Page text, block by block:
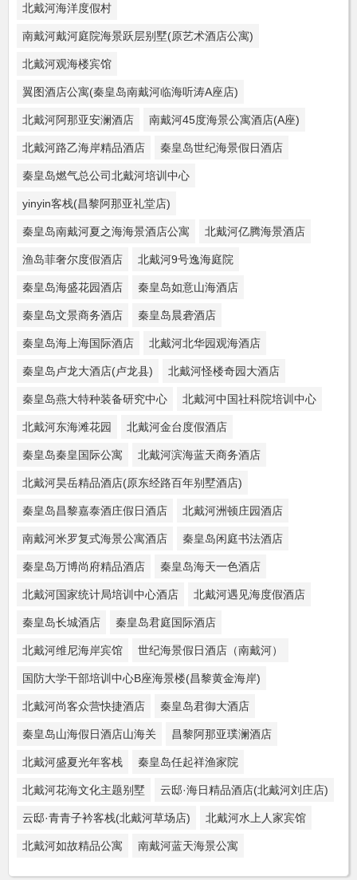
北戴河海洋度假村
南戴河戴河庭院海景跃层别墅(原艺术酒店公寓)
北戴河观海楼宾馆
翼图酒店公寓(秦皇岛南戴河临海听涛A座店)
北戴河阿那亚安澜酒店 南戴河45度海景公寓酒店(A座)
北戴河路乙海岸精品酒店 秦皇岛世纪海景假日酒店
秦皇岛燃气总公司北戴河培训中心
yinyin客栈(昌黎阿那亚礼堂店)
秦皇岛南戴河夏之海海景酒店公寓 北戴河亿腾海景酒店
渔岛菲奢尔度假酒店 北戴河9号逸海庭院
秦皇岛海盛花园酒店 秦皇岛如意山海酒店
秦皇岛文景商务酒店 秦皇岛晨砻酒店
秦皇岛海上海国际酒店 北戴河北华园观海酒店
秦皇岛卢龙大酒店(卢龙县) 北戴河怪楼奇园大酒店
秦皇岛燕大特种装备研究中心 北戴河中国社科院培训中心
北戴河东海滩花园 北戴河金台度假酒店
秦皇岛秦皇国际公寓 北戴河滨海蓝天商务酒店
北戴河昊岳精品酒店(原东经路百年别墅酒店)
秦皇岛昌黎嘉泰酒庄假日酒店 北戴河洲顿庄园酒店
南戴河米罗复式海景公寓酒店 秦皇岛闲庭书法酒店
秦皇岛万博尚府精品酒店 秦皇岛海天一色酒店
北戴河国家统计局培训中心酒店 北戴河遇见海度假酒店
秦皇岛长城酒店 秦皇岛君庭国际酒店
北戴河维尼海岸宾馆 世纪海景假日酒店（南戴河）
国防大学干部培训中心B座海景楼(昌黎黄金海岸)
北戴河尚客众营快捷酒店 秦皇岛君御大酒店
秦皇岛山海假日酒店山海关 昌黎阿那亚璞澜酒店
北戴河盛夏光年客栈 秦皇岛任起祥渔家院
北戴河花海文化主题别墅 云邸·海日精品酒店(北戴河刘庄店)
云邸·青青子衿客栈(北戴河草场店) 北戴河水上人家宾馆
北戴河如故精品公寓 南戴河蓝天海景公寓